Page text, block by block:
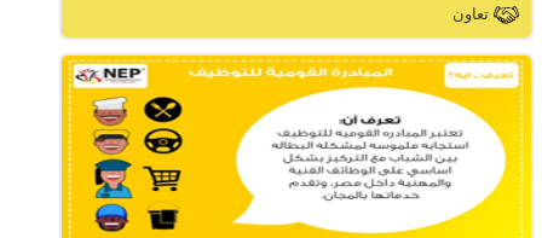
تعاون